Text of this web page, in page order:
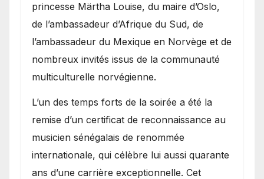
princesse Märtha Louise, du maire d’Oslo,
de l’ambassadeur d’Afrique du Sud, de
l’ambassadeur du Mexique en Norvège et de
nombreux invités issus de la communauté
multiculturelle norvégienne.
​L’un des temps forts de la soirée a été la
remise d’un certificat de reconnaissance au
musicien sénégalais de renommée
internationale, qui célèbre lui aussi quarante
ans d’une carrière exceptionnelle. Cet